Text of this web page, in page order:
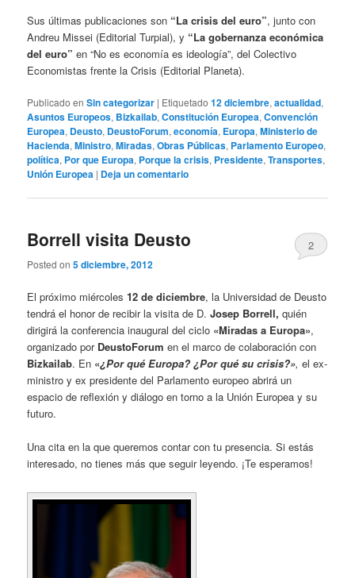
Sus últimas publicaciones son “La crisis del euro”, junto con
Andreu Missei (Editorial Turpial), y “La gobernanza económica
del euro” en “No es economía es ideología”, del Colectivo
Economistas frente la Crisis (Editorial Planeta).
Publicado en Sin categorizar | Etiquetado 12 diciembre,actualidad,
Asuntos Europeos, Bizkailab,Constitución Europea,Convención
Europea, Deusto, DeustoForum,economía, Europa,Ministerio de
Hacienda,Ministro,Miradas,Obras Públicas, Parlamento Europeo,
política, Por que Europa, Porque la crisis, Presidente,Transportes,
Unión Europea | Deja un comentario
Borrell visita Deusto
Posted on5 diciembre, 2012
2
El próximo miércoles12 de diciembre, la Universidad de Deusto
tendrá el honor de recibir la visita de D.Josep Borrell, quién
dirigirá la conferencia inaugural del ciclo «Miradas a Europa»,
organizado por DeustoForum en el marco de colaboración con
Bizkailab. En «¿Por qué Europa? ¿Por qué su crisis?»,el ex-
ministro y ex presidente del Parlamento europeo abrirá un
espacio de reflexión y diálogo en torno a la Unión Europea y su
futuro.
Una cita en la que queremos contar con tu presencia. Si estás
interesado, no tienes más que seguir leyendo. ¡Te esperamos!